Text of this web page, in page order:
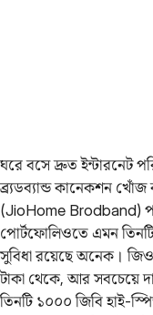
ঘরে বসে দ্রুত ইন্টারনেট
ব্র্যডব্যান্ড কানেকশন
(JioHome Brodband)
পোর্টফোলিওতে এমন তিনটি
সুবিধা রয়েছে অনেক। জিও
টাকা থেকে, আর সবচেয়ে
তিনটি ১০০০ জিবি হাই-